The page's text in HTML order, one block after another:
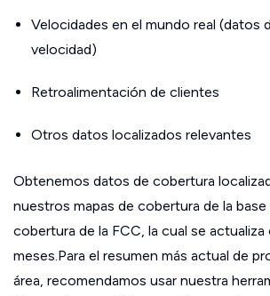
Velocidades en el mundo real (datos
velocidad)
Retroalimentación de clientes
Otros datos localizados relevantes
Obtenemos datos de cobertura
nuestros mapas de cobertura de la
cobertura de la FCC, la cual se actualiza
meses.Para el resumen más actual de
área, recomendamos usar nuestra